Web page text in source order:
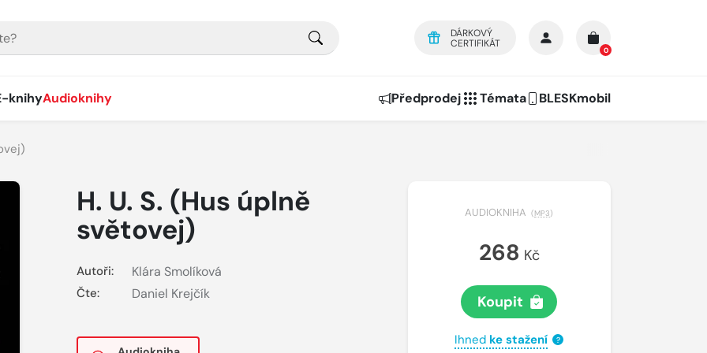
DÁRKOVÝ
CERTIFIKÁT
0
knihyAudioknihy Předprodej Témata BLESKmobil
H. U. S. (Hus úplně
světovej)
Autoři: Klára Smolíková
Čte: Daniel Krejčík
AUDIOKNIHA (MP3)
268 Kč
Koupit
Ihned ke stažení ?